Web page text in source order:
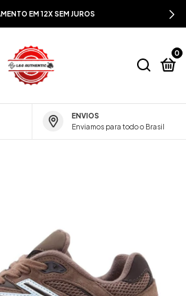
EM 12X SEM JUROS
0
ENVIOS
Enviamos para todo o Brasil